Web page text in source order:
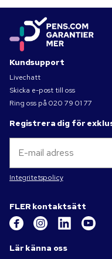
Kundsupport
Livechatt
Skicka e-post till oss
Ring oss på 020 79 01 77
Registrera dig för
Integritetspolicy
FLER kontaktsätt
Lär känna oss